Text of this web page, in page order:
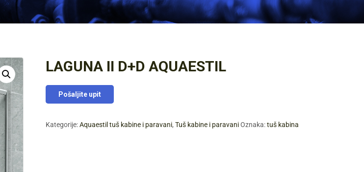
LAGUNA II D+D AQUAESTIL
Pošaljite upit
Kategorije:Aquaestil tuš kabine i paravani,Tuš kabine i paravani Oznaka:tuš kabina